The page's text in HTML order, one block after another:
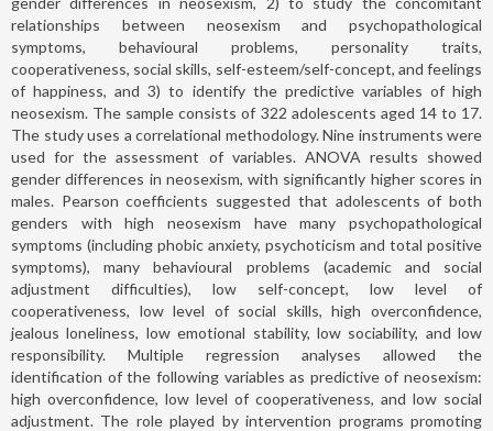
relationships between neosexism and psychopathological
symptoms, behavioural problems, personality traits,
cooperativeness, social skills, self-esteem/self-concept, and feelings
of happiness, and 3) to identify the predictive variables of high
neosexism. The sample consists of 322 adolescents aged 14 to 17.
The study uses a correlational methodology. Nine instruments were
used for the assessment of variables. ANOVA results showed
gender differences in neosexism, with significantly higher scores in
males. Pearson coefficients suggested that adolescents of both
genders with high neosexism have many psychopathological
symptoms (including phobic anxiety, psychoticism and total positive
symptoms), many behavioural problems (academic and social
adjustment difficulties), low self-concept, low level of
cooperativeness, low level of social skills, high overconfidence,
jealous loneliness, low emotional stability, low sociability, and low
responsibility. Multiple regression analyses allowed the
identification of the following variables as predictive of neosexism:
high overconfidence, low level of cooperativeness, and low social
adjustment. The role played by intervention programs promoting